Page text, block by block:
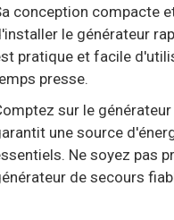
conception compacte
le générateur
pratique et facile
presse.
sur le
une source
Ne soyez pas
de secours